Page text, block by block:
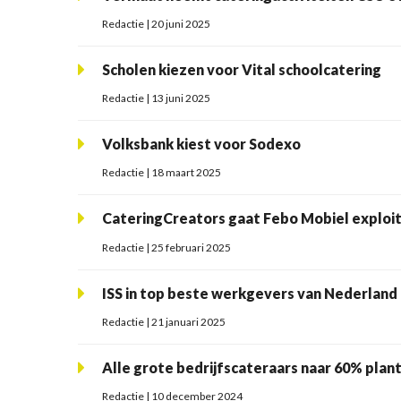
Redactie | 20 juni 2025
Scholen kiezen voor Vital schoolcatering
Redactie | 13 juni 2025
Volksbank kiest voor Sodexo
Redactie | 18 maart 2025
CateringCreators gaat Febo Mobiel
Redactie | 25 februari 2025
ISS in top beste werkgevers van Nederland
Redactie | 21 januari 2025
Alle grote bedrijfscateraars naar 60%
Redactie | 10 december 2024